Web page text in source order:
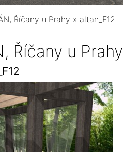
Říčany u Prahy » altan_F12
Říčany u Prahy